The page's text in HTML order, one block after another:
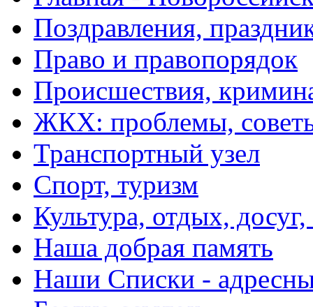
Поздравления,
Право и правопорядок
Происшествия,
ЖКХ: проблемы,
Транспортный узел
Спорт, туризм
Культура, отдых,
Наша добрая память
Наши Списки -